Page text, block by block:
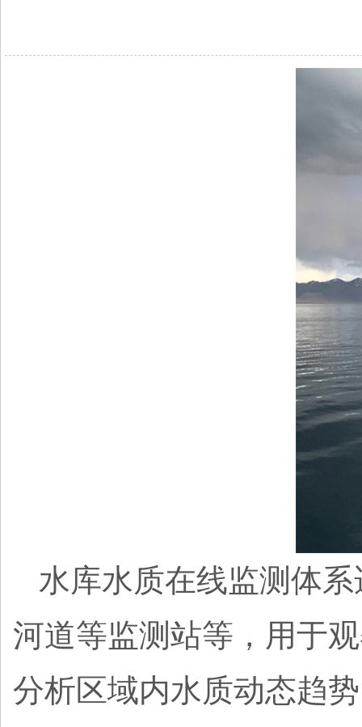
水库水质在线监测体
河道等监测站等，用于
分析区域内水质动态趋